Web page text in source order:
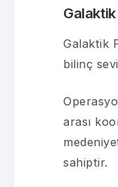
Galaktik
bilinç
arası
sahiptir.